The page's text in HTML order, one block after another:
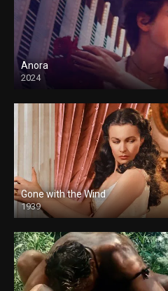
Anora
2024
Gone with the Wind
1939